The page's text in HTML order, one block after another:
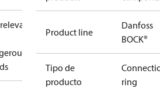
Product line
Danfoss
BOCK®
Tipo de
producto
ring